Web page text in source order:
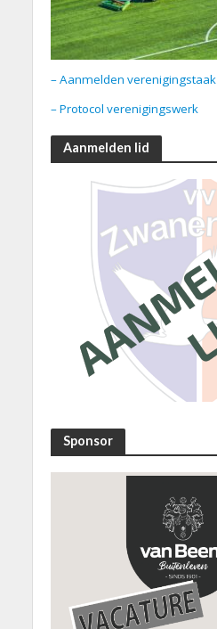
– Aanmelden verenigingstaak
– Protocol verenigingswerk
Aanmelden lid
Sponsor